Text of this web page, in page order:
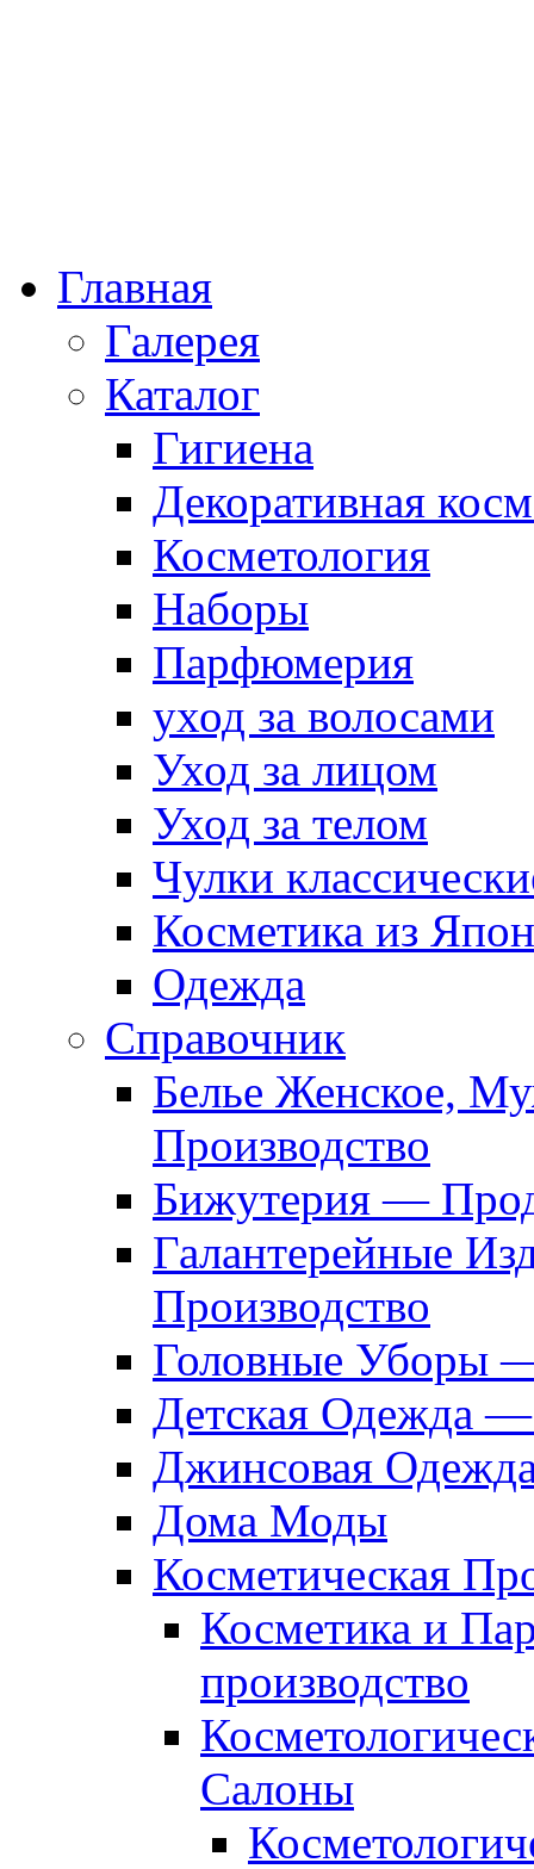
Главная
Галерея
Каталог
Гигиена
Декоративная
Косметология
Наборы
Парфюмерия
уход за волосами
Уход за лицом
Уход за телом
Чулки
Косметика из
Одежда
Справочник
Белье Женское,
Производство
Бижутерия —
Галантерейные
Производство
Головные Уборы
Детская Одежда
Джинсовая
Дома Моды
Косметическая
Косметика и
производство
Салоны